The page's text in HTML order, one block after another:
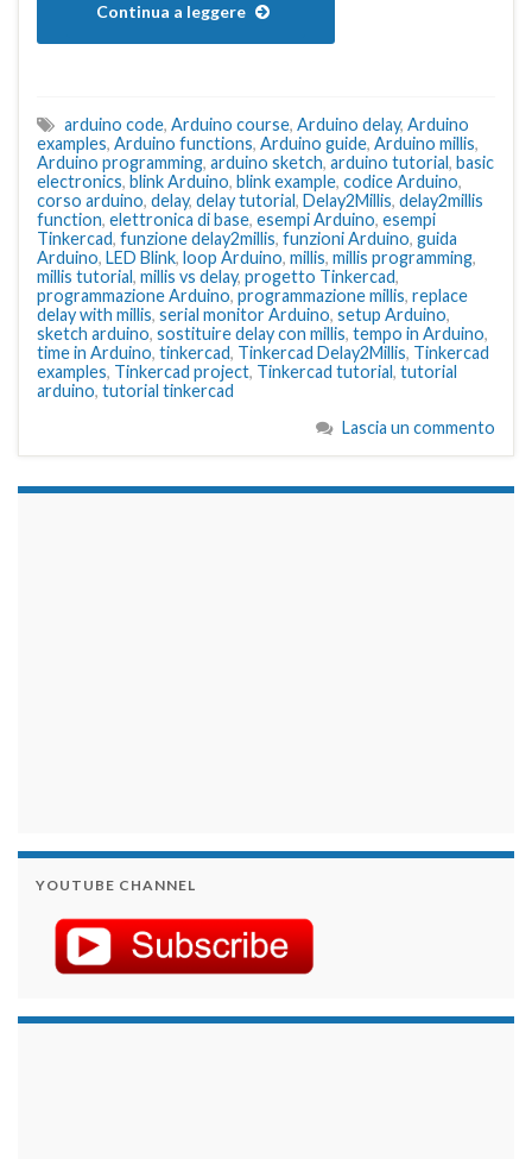
Continua a leggere
arduino code, Arduino course, Arduino delay, Arduino
examples, Arduino functions, Arduino guide, Arduino millis,
Arduino programming, arduino sketch, arduino tutorial, basic
electronics, blink Arduino, blink example, codice Arduino,
corso arduino, delay, delay tutorial, Delay2Millis, delay2millis
function, elettronica di base, esempi Arduino, esempi
Tinkercad, funzione delay2millis, funzioni Arduino, guida
Arduino, LED Blink, loop Arduino, millis, millis programming,
millis tutorial, millis vs delay, progetto Tinkercad,
programmazione Arduino, programmazione millis, replace
delay with millis, serial monitor Arduino, setup Arduino,
sketch arduino, sostituire delay con millis, tempo in Arduino,
time in Arduino, tinkercad, Tinkercad Delay2Millis, Tinkercad
examples, Tinkercad project, Tinkercad tutorial, tutorial
arduino, tutorial tinkercad
Lascia un commento
YOUTUBE CHANNEL